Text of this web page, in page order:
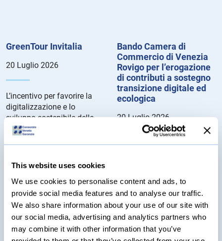
This website uses cookies
We use cookies to personalise content and ads, to
provide social media features and to analyse our traffic.
We also share information about your use of our site with
our social media, advertising and analytics partners who
may combine it with other information that you’ve
GreenTour Invitalia
20 Luglio 2026
L’incentivo per favorire la
digitalizzazione e lo
sviluppo sostenibile delle
imprese turistiche.
Bando Camera di
Commercio di Venezia
Rovigo per l’erogazione
di contributi a sostegno
transizione digitale ed
ecologica
20 Luglio 2026
Le agevolazioni consistono
imprese e le medie imprese
aventi sede legale e/o unità
locali nella circoscrizione
territoriale della Camera di
Commercio di Venezia e
Rovigo. Dettagli del bando...